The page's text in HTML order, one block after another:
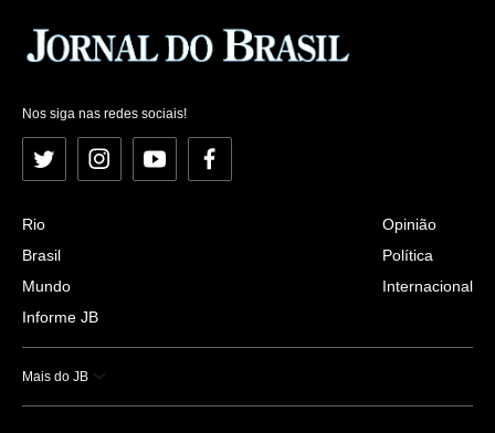
Nos siga nas redes sociais!
Twitter InstagramYouTubeFacebook
Rio
Brasil
Mundo
Informe JB
Opinião
Política
Internacional
Mais do JB
Esportes